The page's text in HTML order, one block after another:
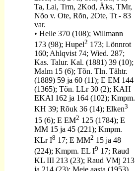
Ta, Lai, Trm, 2Kod, Äks, TMr,
Nõo v. Ote, Rõn, 2Ote, Tt - 83
var.
• Helle 370 (108); Willmann
173 (98); Hupel2 173; Lönnrot
160; Ahlqvist 74; Wied. 287;
Kas. Talur. Kal. (1881) 39 (10);
Malm 15 (6); Tõn. Tln. Tähtr.
(1889) 59 ja 60 (11); E EM 144
(1365); Tõn. LLr 30 (2); KAH
EKAl 162 ja 164 (102); Kmpm.
KH 39; Rõuk 36 (14); Elken3
15 (6); E EM2 125 (1784); E
MM 15 ja 45 (221); Kmpm.
KLr I8 17; E MM2 15 ja 48
(224); Kmpm. EL I9 17; Raud
KL III 213 (23); Raud VMj 213
ja 214 (23); Meie aasta (1953)